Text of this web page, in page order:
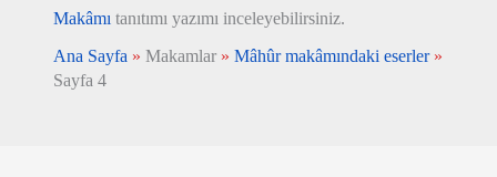
Makâmı tanıtımı yazımı inceleyebilirsiniz.
Ana Sayfa » Makamlar » Mâhûr makâmındaki eserler»
Sayfa 4